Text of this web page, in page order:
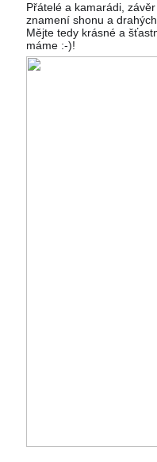
Přátelé a kamarádi,
znamení shonu a
Mějte tedy krásné a
máme :-)!